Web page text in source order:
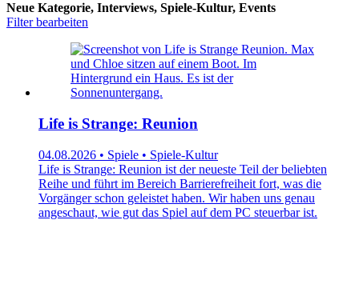
Neue Kategorie, Interviews, Spiele-Kultur, Events
Filter bearbeiten
Life is Strange: Reunion
04.08.2026 • Spiele • Spiele-Kultur
Life is Strange: Reunion ist der neueste Teil der beliebten
Reihe und führt im Bereich Barrierefreiheit fort, was die
Vorgänger schon geleistet haben. Wir haben uns genau
angeschaut, wie gut das Spiel auf dem PC steuerbar ist.